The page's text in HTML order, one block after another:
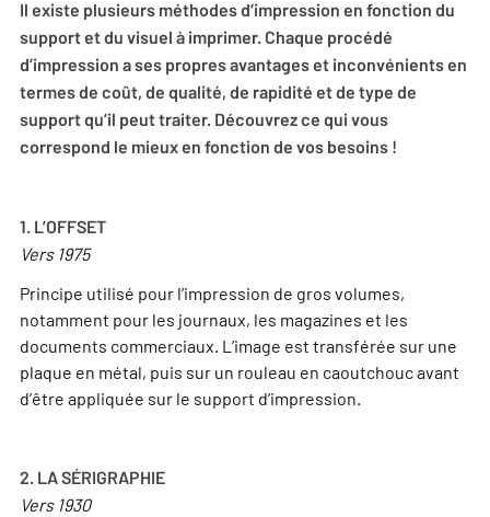
Il existe plusieurs méthodes d’impression en fonction du
support et du visuel à imprimer. Chaque procédé
d’impression a ses propres avantages et inconvénients en
termes de coût, de qualité, de rapidité et de type de
support qu’il peut traiter. Découvrez ce qui vous
correspond le mieux en fonction de vos besoins !
1. L’OFFSET
Vers 1975
Principe utilisé pour l’impression de gros volumes,
notamment pour les journaux, les magazines et les
documents commerciaux. L’image est transférée sur une
plaque en métal, puis sur un rouleau en caoutchouc avant
d’être appliquée sur le support d’impression.
2. LA SÉRIGRAPHIE
Vers 1930